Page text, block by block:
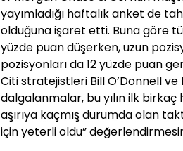
yayımladığı haftalık anket de
olduğuna işaret etti. Buna göre
yüzde puan düşerken, uzun
pozisyonları da 12 yüzde puan
Citi stratejistleri Bill O’Donnell ve
dalgalanmalar, bu yılın ilk
aşırıya kaçmış durumda olan
için yeterli oldu”